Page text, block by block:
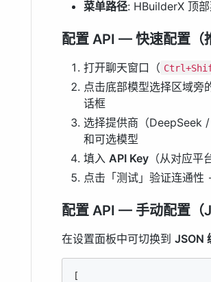
菜单路径: HBuilderX 顶
配置 API — 快速配置（
打开聊天窗口（
点击底部模型选择区域
话框
选择提供商（DeepSeek
和可选模型
填入 API Key （从对应平
点击「测试」验证连通
配置 API — 手动配置（
在设置面板中可切换到 JSON
[